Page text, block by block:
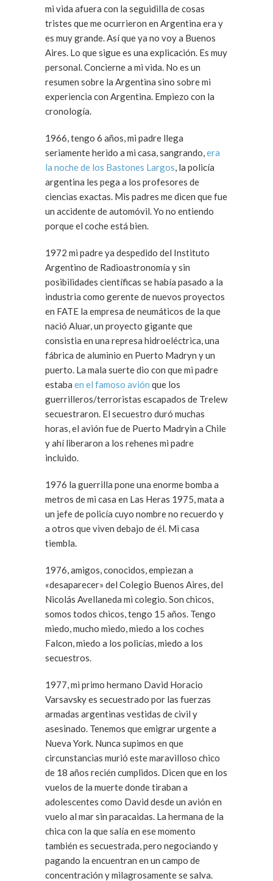
mi vida afuera con la seguidilla de cosas
tristes que me ocurrieron en Argentina era y
es muy grande. Así que ya no voy a Buenos
Aires. Lo que sigue es una explicación. Es muy
personal. Concierne a mi vida. No es un
resumen sobre la Argentina sino sobre mi
experiencia con Argentina. Empiezo con la
cronología.
1966, tengo 6 años, mi padre llega
seriamente herido a mi casa, sangrando,era
la noche de los Bastones Largos, la policía
argentina les pega a los profesores de
ciencias exactas. Mis padres me dicen que fue
un accidente de automóvil. Yo no entiendo
porque el coche está bien.
1972 mi padre ya despedido del Instituto
Argentino de Radioastronomía y sin
posibilidades científicas se había pasado a la
industria como gerente de nuevos proyectos
en FATE la empresa de neumáticos de la que
nació Aluar, un proyecto gigante que
consistia en una represa hidroeléctrica, una
fábrica de aluminio en Puerto Madryn y un
puerto. La mala suerte dio con que mi padre
estaba en el famoso avión que los
guerrilleros/terroristas escapados de Trelew
secuestraron. El secuestro duró muchas
horas, el avión fue de Puerto Madryin a Chile
y ahí liberaron a los rehenes mi padre
incluido.
1976 la guerrilla pone una enorme bomba a
metros de mi casa en Las Heras 1975, mata a
un jefe de policía cuyo nombre no recuerdo y
a otros que viven debajo de él. Mi casa
tiembla.
1976, amigos, conocidos, empiezan a
«desaparecer» del Colegio Buenos Aires, del
Nicolás Avellaneda mi colegio. Son chicos,
somos todos chicos, tengo 15 años. Tengo
miedo, mucho miedo, miedo a los coches
Falcon, miedo a los policías, miedo a los
secuestros.
1977, mi primo hermano David Horacio
Varsavsky es secuestrado por las fuerzas
armadas argentinas vestidas de civil y
asesinado. Tenemos que emigrar urgente a
Nueva York. Nunca supimos en que
circunstancias murió este maravilloso chico
de 18 años recién cumplidos. Dicen que en los
vuelos de la muerte donde tiraban a
adolescentes como David desde un avión en
vuelo al mar sin paracaidas. La hermana de la
chica con la que salía en ese momento
también es secuestrada, pero negociando y
pagando la encuentran en un campo de
concentración y milagrosamente se salva.